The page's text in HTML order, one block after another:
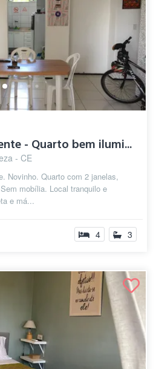
- Quarto bem ilumi...
- CE
Novinho. Quarto com 2 janelas,
mobília. Local tranquilo e
e má...
4 3